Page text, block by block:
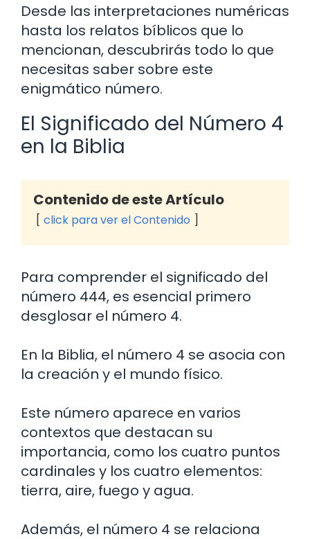
Desde las interpretaciones numéricas
hasta los relatos bíblicos que lo
mencionan, descubrirás todo lo que
necesitas saber sobre este
enigmático número.
El Significado del Número 4
en la Biblia
Contenido de este Artículo
click para ver el Contenido
Para comprender el significado del
número 444, es esencial primero
desglosar el número 4.
En la Biblia, el número 4 se asocia con
la creación y el mundo físico.
Este número aparece en varios
contextos que destacan su
importancia, como los cuatro puntos
cardinales y los cuatro elementos:
tierra, aire, fuego y agua.
Además, el número 4 se relaciona